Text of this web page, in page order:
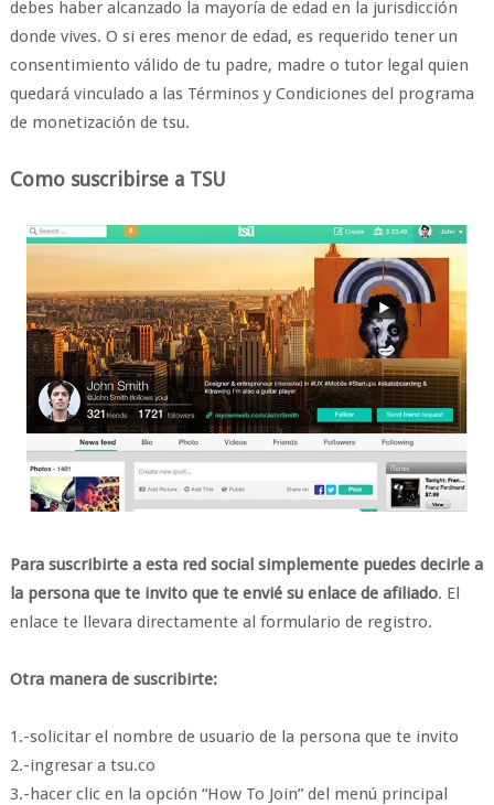
debes haber alcanzado la mayoría de edad en la jurisdicción
donde vives. O si eres menor de edad, es requerido tener un
consentimiento válido de tu padre, madre o tutor legal quien
quedará vinculado a las Términos y Condiciones del programa
de monetización de tsu.
Como suscribirse a TSU
Para suscribirte a esta red social simplemente puedes decirle a
la persona que te invito que te envié su enlace de afiliado. El
enlace te llevara directamente al formulario de registro.
Otra manera de suscribirte:
1.-solicitar el nombre de usuario de la persona que te invito
2.-ingresar a tsu.co
3.-hacer clic en la opción “How To Join” del menú principal